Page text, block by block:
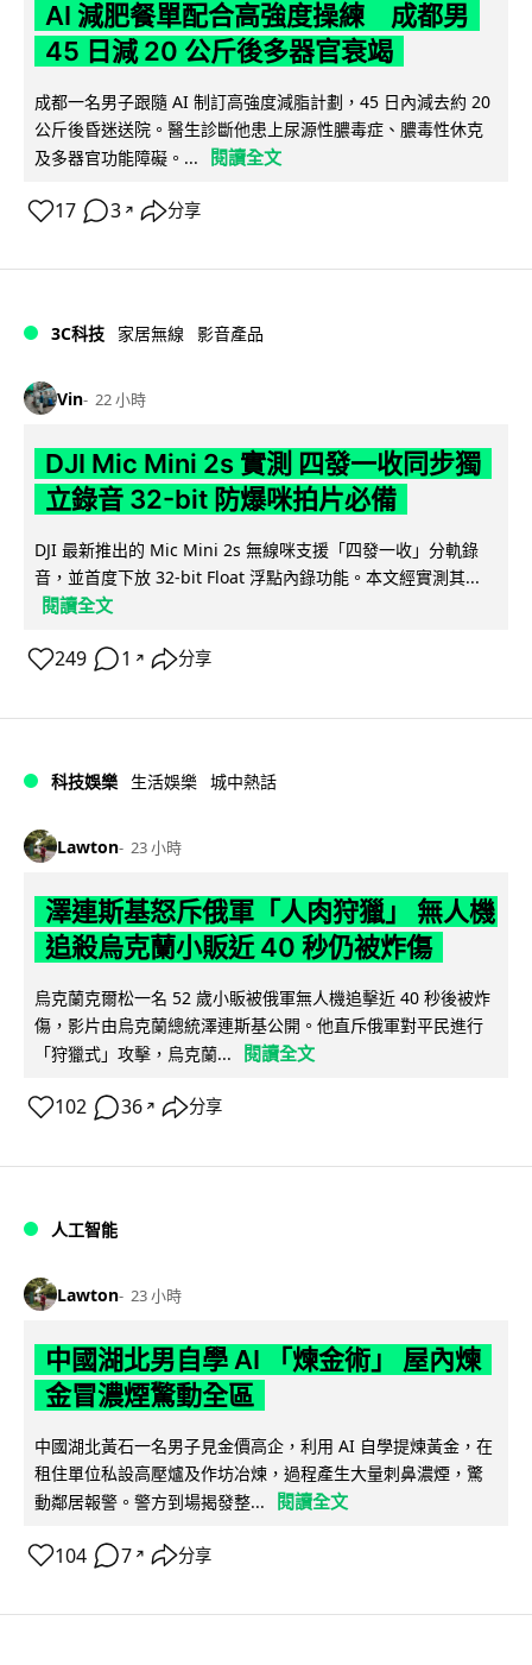
AI 減肥餐單配合高強度操練 成都男
45 日減 20 公斤後多器官衰竭
成都一名男子跟隨 AI 制訂高強度減脂計劃，45 日內減去約 20
公斤後昏迷送院。醫生診斷他患上尿源性膿毒症、膿毒性休克
及多器官功能障礙。...
閱讀全文
17 3 ↗ 分享
3C科技 家居無線 影音產品
Vin 22 小時
DJI Mic Mini 2s 實測 四發一收同步獨
立錄音 32-bit 防爆咪拍片必備
DJI 最新推出的 Mic Mini 2s 無線咪支援「四發一收」分軌錄
音，並首度下放 32-bit Float 浮點內錄功能。本文經實測其...
閱讀全文
249 1 ↗ 分享
科技娛樂 生活娛樂 城中熱話
Lawton 23 小時
澤連斯基怒斥俄軍「人肉狩獵」 無人機
追殺烏克蘭小販近 40 秒仍被炸傷
烏克蘭克爾松一名 52 歲小販被俄軍無人機追擊近 40 秒後被炸
傷，影片由烏克蘭總統澤連斯基公開。他直斥俄軍對平民進行
「狩獵式」攻擊，烏克蘭...
閱讀全文
102 36 ↗ 分享
人工智能
Lawton 23 小時
中國湖北男自學 AI 「煉金術」 屋內煉
金冒濃煙驚動全區
中國湖北黃石一名男子見金價高企，利用 AI 自學提煉黃金，在
租住單位私設高壓爐及作坊冶煉，過程產生大量刺鼻濃煙，驚
動鄰居報警。警方到場揭發整...
閱讀全文
104 7 ↗ 分享